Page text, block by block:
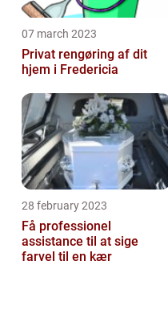
07 march 2023
Privat rengøring af dit
hjem i Fredericia
28 february 2023
Få professionel
assistance til at sige
farvel til en kær